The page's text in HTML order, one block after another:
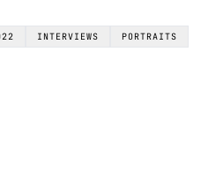
INTERVIEWS PORTRAITS